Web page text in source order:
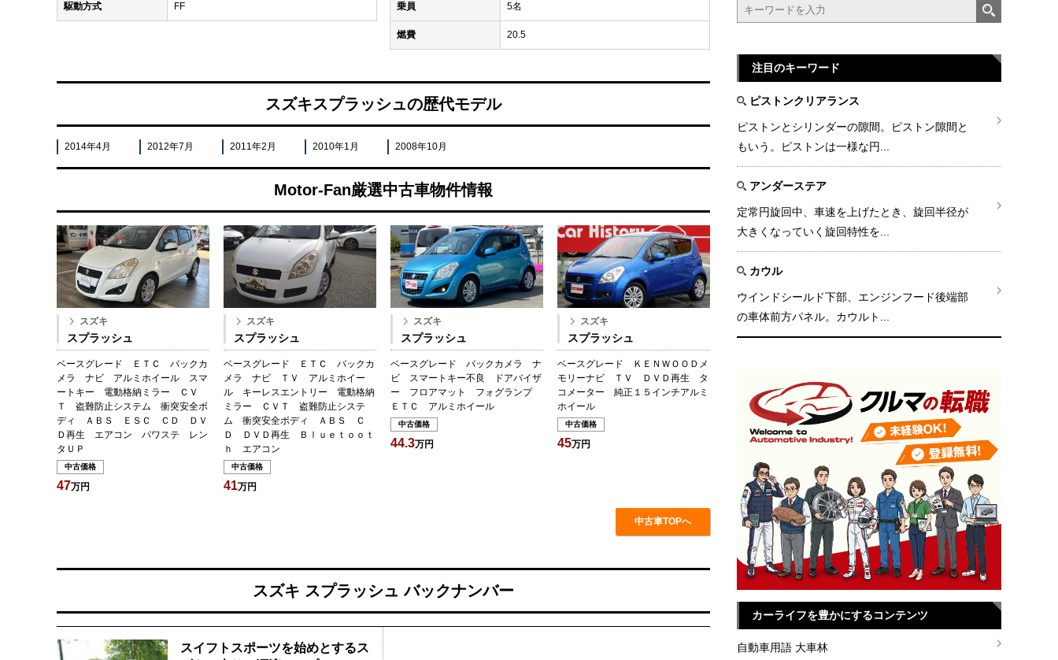
駆動方式 FF 乗員 5名
燃費 20.5
スズキスプラッシュの歴代モデル
2014年4月 2012年7月 2011年2月 2010年1月 2008年10月
Motor-Fan厳選中古車物件情報
スズキ
スプラッシュ
ベースグレード ＥＴＣ バックカ
メラ ナビ アルミホイール スマ
ートキー 電動格納ミラー ＣＶ
Ｔ 盗難防止システム 衝突安全ボ
ディ ＡＢＳ ＥＳＣ ＣＤ ＤＶ
Ｄ再生 エアコン パワステ レン
タＵＰ
中古価格
47万円
スズキ
スプラッシュ
ベースグレード ＥＴＣ バックカ
メラ ナビ ＴＶ アルミホイー
ル キーレスエントリー 電動格納
ミラー ＣＶＴ 盗難防止システ
ム 衝突安全ボディ ＡＢＳ Ｃ
Ｄ ＤＶＤ再生 Ｂｌｕｅｔｏｏｔ
ｈ エアコン
中古価格
41万円
スズキ
スプラッシュ
ベースグレード バックカメラ ナ
ビ スマートキー不良 ドアバイザ
ー フロアマット フォグランプ
ＥＴＣ アルミホイール
中古価格
44.3万円
スズキ
スプラッシュ
ベースグレード ＫＥＮＷＯＯＤメ
モリーナビ ＴＶ ＤＶＤ再生 タ
コメーター 純正１５インチアルミ
ホイール
中古価格
45万円
中古車TOPへ
スズキ スプラッシュ バックナンバー
スイフトスポーツを始めとするス
注目のキーワード
ピストンクリアランス
ピストンとシリンダーの隙間。ピストン隙間と
もいう。ピストンは一様な円...
アンダーステア
定常円旋回中、車速を上げたとき、旋回半径が
大きくなっていく旋回特性を...
カウル
ウインドシールド下部、エンジンフード後端部
の車体前方パネル。カウルト...
カーライフを豊かにするコンテンツ
自動車用語 大車林